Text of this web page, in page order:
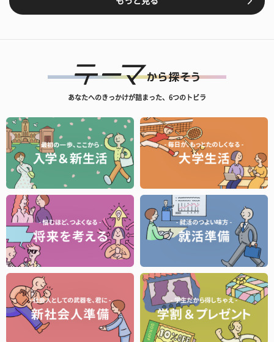
あなたへのきっかけが詰まった、6つのトビラ